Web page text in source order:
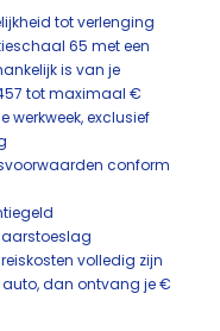
tot verlenging
65 met een
is van je
tot maximaal €
werkweek, exclusief
conform
volledig zijn
auto, dan ontvang je €